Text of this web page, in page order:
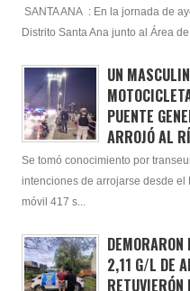
SANTA ANA : En la jornada de
Distrito Santa Ana junto al Área
UN
PUENTE
ARROJÓ AL
Se tomó conocimiento por
intenciones de arrojarse desde el
móvil 417 s...
DEMORARON
2,11 G/L DE
RETUVIERÓN